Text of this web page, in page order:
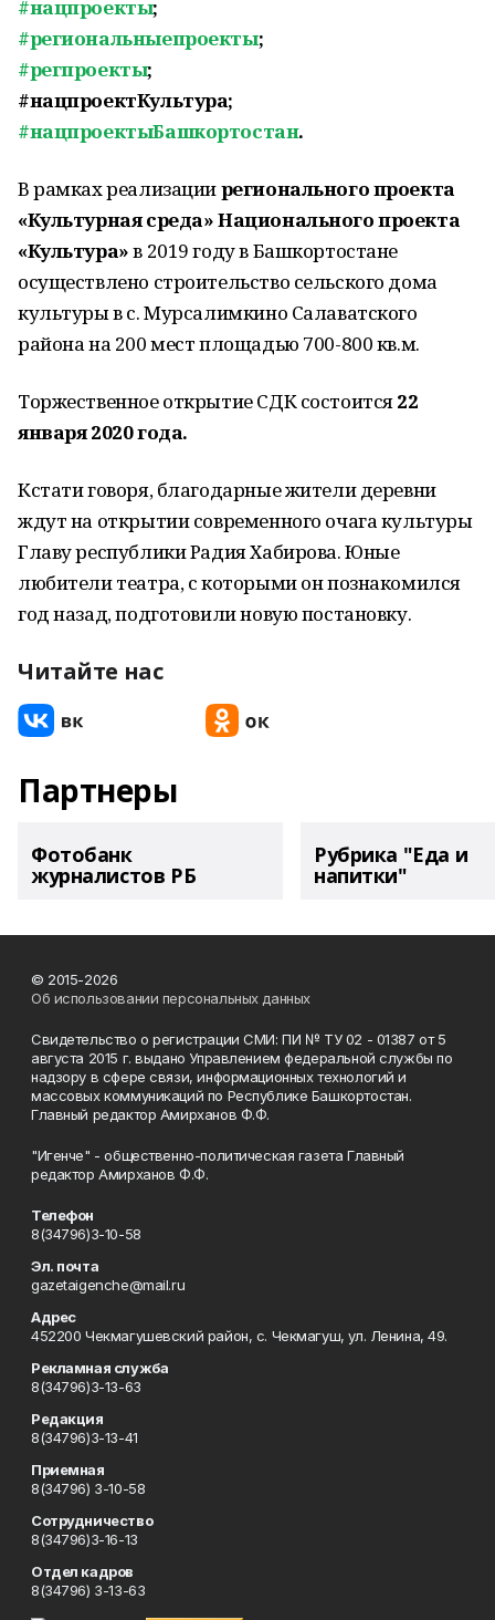
#нацпроекты;
#региональныепроекты;
#регпроекты;
#нацпроектКультура;
#нацпроектыБашкортостан.
В рамках реализациирегионального проекта
«Культурная среда» Национального проекта
«Культура»в 2019 году в Башкортостане
осуществлено строительство сельского дома
культуры в с. Мурсалимкино Салаватского
района на 200 мест площадью 700-800 кв.м.
Торжественное открытие СДК состоится22
января 2020 года.
Кстати говоря, благодарные жители деревни
ждут на открытии современного очага культуры
Главу республики Радия Хабирова. Юные
любители театра, с которыми он познакомился
год назад, подготовили новую постановку.
Читайте нас
Партнеры
Фотобанк
журналистов РБ
Рубрика "Еда и
напитки"
© 2015-2026
Об использовании персональных данных
Свидетельство о регистрации СМИ: ПИ № ТУ 02 - 01387 от 5
августа 2015 г. выдано Управлением федеральной службы по
надзору в сфере связи, информационных технологий и
массовых коммуникаций по Республике Башкортостан.
Главный редактор Амирханов Ф.Ф.
"Игенче" - общественно-политическая газета Главный
редактор Амирханов Ф.Ф.
Телефон
8(34796)3-10-58
Эл. почта
gazetaigenche@mail.ru
Адрес
452200 Чекмагушевский район, с. Чекмагуш, ул. Ленина, 49.
Рекламная служба
8(34796)3-13-63
Редакция
8(34796)3-13-41
Приемная
8(34796) 3-10-58
Сотрудничество
8(34796)3-16-13
Отдел кадров
8(34796) 3-13-63